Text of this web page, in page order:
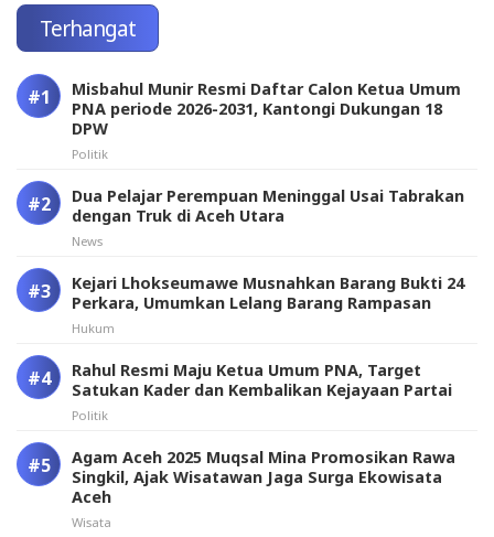
Terhangat
Misbahul Munir Resmi Daftar Calon Ketua Umum
PNA periode 2026-2031, Kantongi Dukungan 18
DPW
Politik
Dua Pelajar Perempuan Meninggal Usai Tabrakan
dengan Truk di Aceh Utara
News
Kejari Lhokseumawe Musnahkan Barang Bukti 24
Perkara, Umumkan Lelang Barang Rampasan
Hukum
Rahul Resmi Maju Ketua Umum PNA, Target
Satukan Kader dan Kembalikan Kejayaan Partai
Politik
Agam Aceh 2025 Muqsal Mina Promosikan Rawa
Singkil, Ajak Wisatawan Jaga Surga Ekowisata
Aceh
Wisata